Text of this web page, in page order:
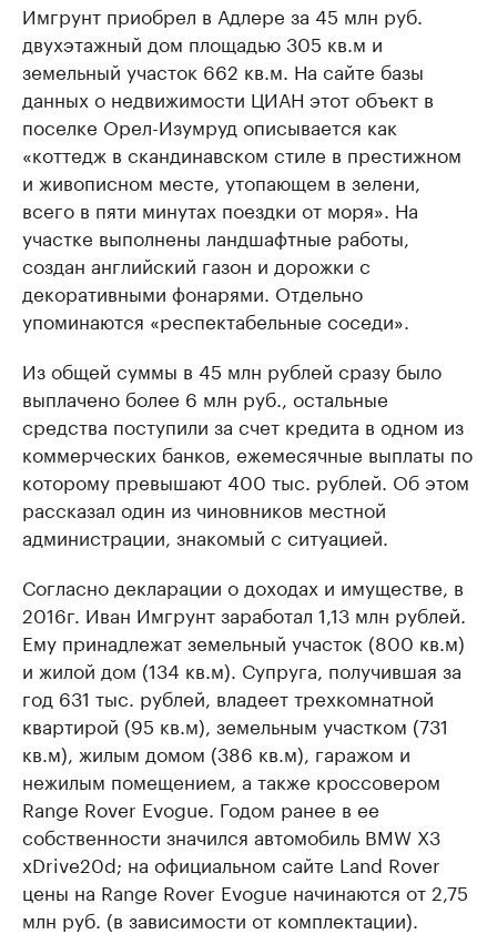
Имгрунт приобрел в Адлере за 45 млн руб.
двухэтажный дом площадью 305 кв.м и
земельный участок 662 кв.м. На сайте базы
данных о недвижимости ЦИАН этот объект в
поселке Орел-Изумруд описывается как
«коттедж в скандинавском стиле в престижном
и живописном месте, утопающем в зелени,
всего в пяти минутах поездки от моря». На
участке выполнены ландшафтные работы,
создан английский газон и дорожки с
декоративными фонарями. Отдельно
упоминаются «респектабельные соседи».
Из общей суммы в 45 млн рублей сразу было
выплачено более 6 млн руб., остальные
средства поступили за счет кредита в одном из
коммерческих банков, ежемесячные выплаты по
которому превышают 400 тыс. рублей. Об этом
рассказал один из чиновников местной
администрации, знакомый с ситуацией.
Согласно декларации о доходах и имуществе, в
2016г. Иван Имгрунт заработал 1,13 млн рублей.
Ему принадлежат земельный участок (800 кв.м)
и жилой дом (134 кв.м). Супруга, получившая за
год 631 тыс. рублей, владеет трехкомнатной
квартирой (95 кв.м), земельным участком (731
кв.м), жилым домом (386 кв.м), гаражом и
нежилым помещением, а также кроссовером
Range Rover Evogue. Годом ранее в ее
собственности значился автомобиль BMW X3
xDrive20d; на официальном сайте Land Rover
цены на Range Rover Evogue начинаются от 2,75
млн руб. (в зависимости от комплектации).